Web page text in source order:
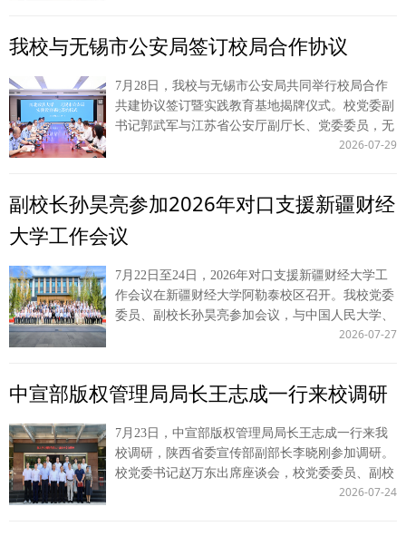
效率投资与制造业企业全要素生产率 李笑迎 李丹丹 论文 C 陕西省
生创新培育成效、促进学术互通与成果转化的权威平台。本届展会面
向全省各研究生培养单位征集原创科研成果，分四大门类开展评审遴
选，设置 A、B、C 三档高质量成果。展会立足深化研究生教育综合改
革，着力激发研究生创新潜能，搭建面向行业、社会的成果展示窗
生科研创新能力培育，持续完善人才培养体系、搭建多元学术训练平
台，引导研究生坚持理论联系实践，围绕前沿重点方向开展深入探
索，产出一系列兼具学术理论价值与现实应用价值的研究成果。依托
选、精细打磨参赛成果，一批立足现实议题、回应发展需求的创新成
果脱颖而出。本次赛事斩获佳绩，充分展现我校研究生锐意进取的科
研风貌、扎实专业素养与突出创新潜力，彰显高层次人才培养成效，
持续赋能研究生教育内涵式高质量发展。 （供稿：研究生院 撰稿：
王姝琪 审核：陈玺）
雨、见世面、壮筋骨；希望双方在扩大实习规模、
拓展实习专业、深化课题研究、证据法学与侦查程
序规范等领域持续合作，把“实践教育基地”打造成
校局协同育人标杆。 张军强在总结中表示，为中
国式现代化建设培养高素质法治人才，是法学院校
和法治实务部门共同的责任担当，期待双方以实习
解社会，为海关缉私工作作出贡献。 在深期间，
郭武军一行参观了深圳海关缉私局执法办案管理中
心、情报指挥中心、司法鉴定中心等部门，听取深
实习带教工作的情况介绍，到大鹏海关、盐田国际
集装箱码头有限公司等地调研了解口岸监管、反走
私综合治理情况。公安学院党委书记上官亚敏等参
加有关活动。 （供稿：公安学院 撰稿：胡翔 审
格日勒、政法所所长白永利等参会。双方紧扣期刊
容深入研讨，交流务实、氛围热烈。 26日下午，
张荣刚带队前往内蒙古财经大学法学院，与该校副
校长晓芳、法学院院长落志筠座谈。两校立足办学
实际，围绕学科专业建设、师资队伍培育、教学资
华民族共同体意识研究基地调研座谈，基地副主
任、中华民族共同体研究中心主任龙长海参会。双
方围绕法学赋能中华民族共同体建设、民族工作法
治研究、期刊平台协同创新等交流建设思路。 27
日上午，张荣刚带队先后走访自治区司法厅、自治
区高级人民法院。 在自治区司法厅，厅党委委
员、副厅长张生及各处室负责人与调研组座谈，围
院党组书记、院长杨宗仁会见张荣刚一行，副院长
苏利军及各部门负责人参会，双方就联合培训、科
研资源共享、学生实习实训等开展交流，达成初步
合作意向。 27日下午，张荣刚带队赴自治区公安
厅座谈，我校94级校友、内蒙古警察学院院长李永
林全程参加本次座谈。公安厅政治部二级巡视员张
我校与无锡市公安局签订校局合作协议
7月28日，我校与无锡市公安局共同举行校局合作
共建协议签订暨实践教育基地揭牌仪式。校党委副
书记郭武军与江苏省公安厅副厅长、党委委员，无
锡市副市长、公安局党委书记、局长谭永生代表双
教育基地”揭牌。我校公安学院（公共安全法学
院）负责人，无锡市公安局领导、相关职能部门负
责人参加活动。 签约仪式座谈会上，郭武军介绍
了学校办学历史和学科专业特色，对无锡市公安局
支持学校人才培养工作表示感谢。他指出，本次合
作立足法治人才协同培养，依托学校深厚的办学积
淀与公安专业特色，结合无锡公安过硬的实战能力
赋能、深度融合，助力法治公安与平安中国建设。
谭永生副市长介绍了无锡城市发展概况、全市公安
整体工作成效，展示了市局实习实训工作的做法与
成效，并从教师教官互派、协同培育法治人才、常
态化学术实务交流等方面，对双方后续深度合作前
景作出展望。 签约仪式前，郭武军一行参观了无
2026-07-29
副校长孙昊亮参加2026年对口支援新疆财经
大学工作会议
7月22日至24日，2026年对口支援新疆财经大学工
作会议在新疆财经大学阿勒泰校区召开。我校党委
委员、副校长孙昊亮参加会议，与中国人民大学、
中央财经大学、中南财经政法大学等二十余所对口
疆高校发展研讨会上，孙昊亮介绍了我校财经类专
财经大学、上海财经大学、西南财经大学等院校的
代表，围绕人工智能时代的学科专业重构、“新财
经”复合型人才培养、数字化科教平台共建等议题
展开了深入交流。 我校作为对口支援协作高校，
2026-07-27
中宣部版权管理局局长王志成一行来校调研
7月23日，中宣部版权管理局局长王志成一行来我
校调研，陕西省委宣传部副部长李晓刚参加调研。
校党委书记赵万东出席座谈会，校党委委员、副校
长马朝琦主持会议。 赵万东代表学校对王志成一
2026-07-24